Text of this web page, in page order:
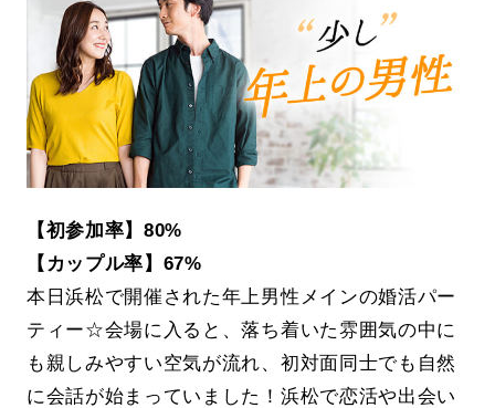
【初参加率】80%
【カップル率】67%
本日浜松で開催された年上男性メインの婚活パー
ティー☆会場に入ると、落ち着いた雰囲気の中に
も親しみやすい空気が流れ、初対面同士でも自然
に会話が始まっていました！浜松で恋活や出会い